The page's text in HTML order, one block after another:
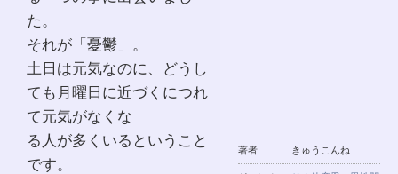
著者 きゅうこんね
た。
それが「憂鬱」。
土日は元気なのに、どうし
ても月曜日に近づくにつれ
て元気がなくな
る人が多くいるということ
です。